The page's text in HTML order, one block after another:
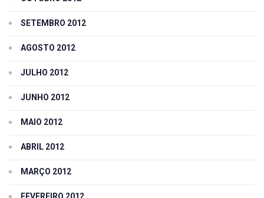
SETEMBRO 2012
AGOSTO 2012
JULHO 2012
JUNHO 2012
MAIO 2012
ABRIL 2012
MARÇO 2012